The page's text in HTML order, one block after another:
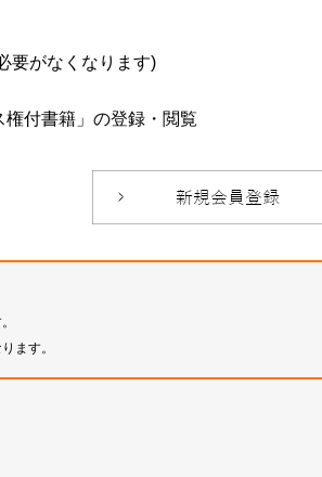
要がなくなります)
権付書籍」の登録・閲覧
ます。